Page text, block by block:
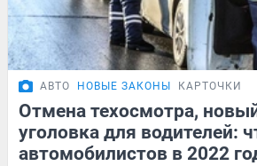
АВТО НОВЫЕ ЗАКОНЫ КАРТОЧКИ
Отмена техосмотра,
уголовка для водителей:
автомобилистов в 2022